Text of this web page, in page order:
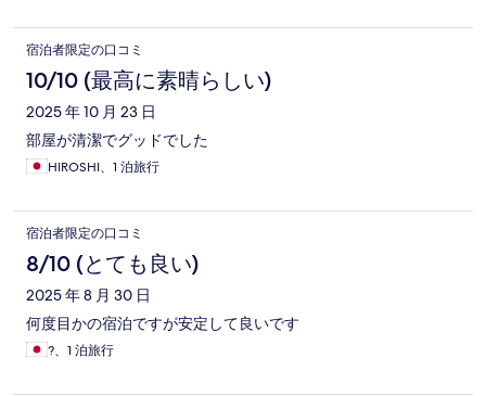
宿泊者限定の口コミ
10/10 (最高に素晴らしい)
2025 年 10 月 23 日
部屋が清潔でグッドでした
HIROSHI、1 泊旅行
宿泊者限定の口コミ
8/10 (とても良い)
2025 年 8 月 30 日
何度目かの宿泊ですが安定して良いです
?、1 泊旅行